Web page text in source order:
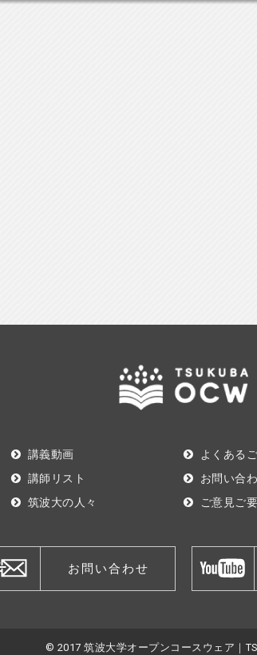
講義動画
講師リスト
筑波大の人々
よくある
お問い合
ご意見ご
お問い合わせ
© 2017 筑波大学オープンコースウェア｜